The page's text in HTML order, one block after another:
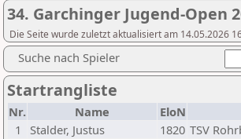
34. Garchinger Jugend-Open
Die Seite wurde zuletzt aktualisiert am 14.05.2026
Suche nach Spieler
Startrangliste
Nr. Name EloN
1
Stalder, Justus 1820 TSV